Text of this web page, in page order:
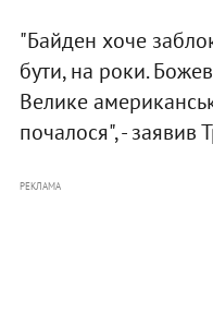
"Байден хоче
бути, на роки.
Велике
почалося", - заявив
РЕКЛАМА